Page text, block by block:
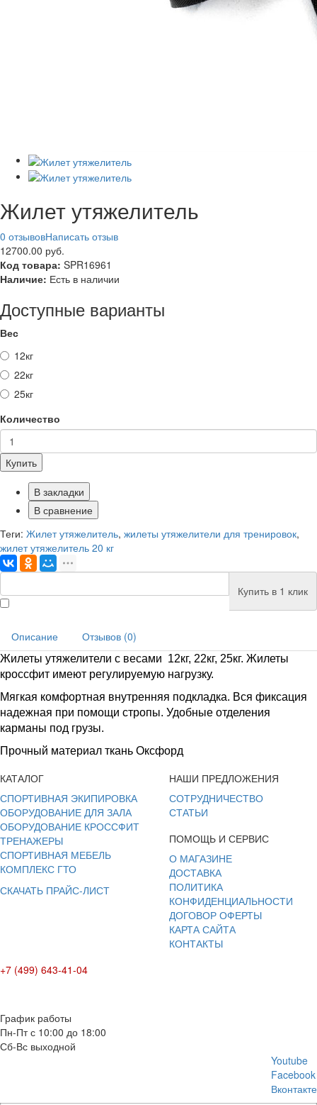
Жилет утяжелитель
0 отзывовНаписать отзыв
12700.00 руб.
Код товара: SPR16961
Наличие: Есть в наличии
Доступные варианты
Вес
12кг
22кг
25кг
Количество
Купить
В закладки
В сравнение
Теги: Жилет утяжелитель, жилеты утяжелители для тренировок,
жилет утяжелитель 20 кг
Купить в 1 клик
Описание Отзывов (0)
Жилеты утяжелители с весами 12кг, 22кг, 25кг. Жилеты
кроссфит имеют регулируемую нагрузку.
Мягкая комфортная внутренняя подкладка. Вся фиксация
надежная при помощи стропы. Удобные отделения
карманы под грузы.
Прочный материал ткань Оксфорд
КАТАЛОГ
СПОРТИВНАЯ ЭКИПИРОВКА
ОБОРУДОВАНИЕ ДЛЯ ЗАЛА
ОБОРУДОВАНИЕ КРОССФИТ
ТРЕНАЖЕРЫ
СПОРТИВНАЯ МЕБЕЛЬ
КОМПЛЕКС ГТО
СКАЧАТЬ ПРАЙС-ЛИСТ
НАШИ ПРЕДЛОЖЕНИЯ
СОТРУДНИЧЕСТВО
СТАТЬИ
ПОМОЩЬ И СЕРВИС
О МАГАЗИНЕ
ДОСТАВКА
ПОЛИТИКА
КОНФИДЕНЦИАЛЬНОСТИ
ДОГОВОР ОФЕРТЫ
КАРТА САЙТА
КОНТАКТЫ
+7 (499) 643-41-04
График работы
Пн-Пт с 10:00 до 18:00
Сб-Вс выходной
Youtube
Facebook
Вконтакте